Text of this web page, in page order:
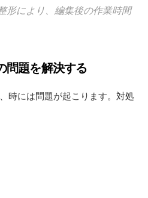
形により、編集後の作業時間
問題を解決する
時には問題が起こります。対処